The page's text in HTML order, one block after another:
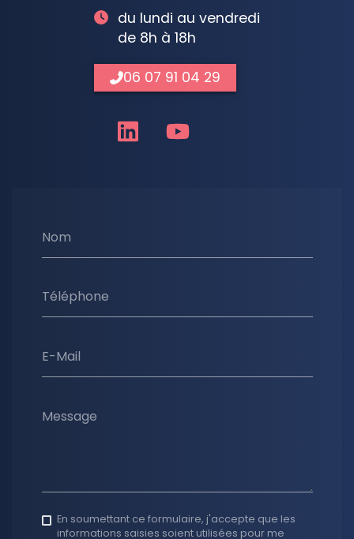
Nom
Téléphone
E-Mail
Message
En soumettant ce formulaire, j'accepte que les
informations saisies soient utilisées pour me
du lundi au vendredi
de 8h à 18h
06 07 91 04 29